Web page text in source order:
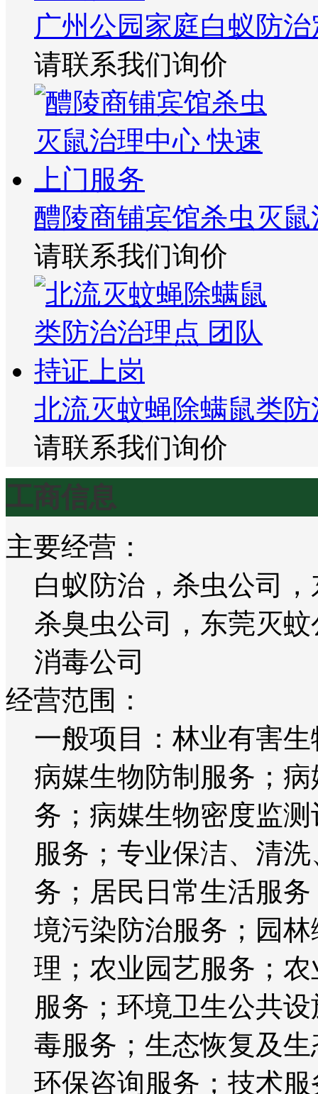
广州公园家庭白蚁防
请联系我们询价
醴陵商铺宾馆杀虫灭
请联系我们询价
北流灭蚊蝇除螨鼠类
请联系我们询价
工商信息
主要经营：
白蚁防治，杀虫公司
杀臭虫公司，东莞灭
消毒公司
经营范围：
一般项目：林业有害
病媒生物防制服务；
务；病媒生物密度监
服务；专业保洁、清
务；居民日常生活服
境污染防治服务；园
理；农业园艺服务；
服务；环境卫生公共
毒服务；生态恢复及
环保咨询服务；技术